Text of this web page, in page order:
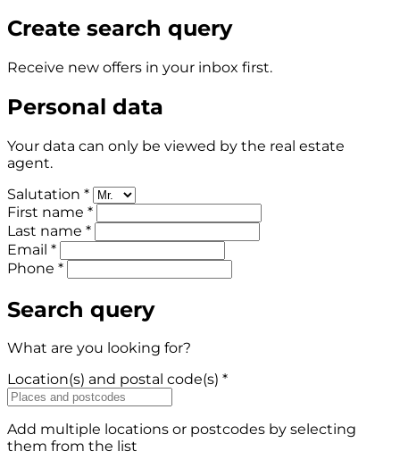
Create search query
Receive new offers in your inbox first.
Personal data
Your data can only be viewed by the real estate
agent.
Salutation *
First name *
Last name *
Email *
Phone *
Search query
What are you looking for?
Location(s) and postal code(s) *
Add multiple locations or postcodes by selecting
them from the list